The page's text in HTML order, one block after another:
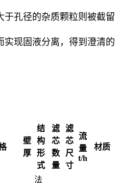
于孔径的杂质颗粒则被截留
实现固液分离，得到澄清的
壁
厚
结
构
形
式
滤
芯
数
量
滤
芯
尺
寸
流
量
t/h
材质
法